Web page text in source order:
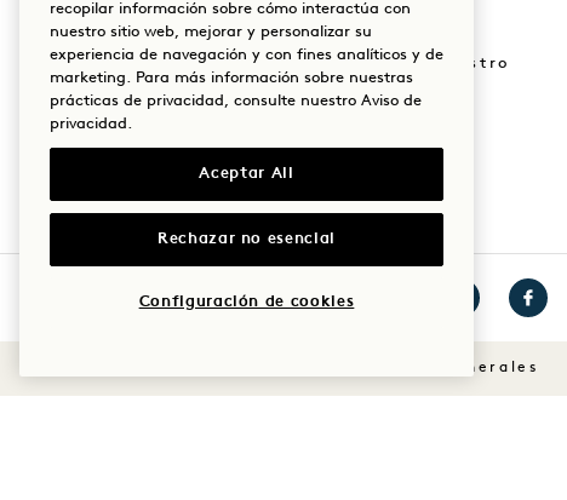
Nuestra historia
Sostenibilidad
The Field Guide
Mission
Únete a nuestro
equipo
HotelsHotels
1
Condiciones generales
recopilar información sobre cómo interactúa con
nuestro sitio web, mejorar y personalizar su
experiencia de navegación y con fines analíticos y de
marketing. Para más información sobre nuestras
prácticas de privacidad, consulte nuestro Aviso de
privacidad .
Aceptar All
Rechazar no esencial
Configuración de cookies